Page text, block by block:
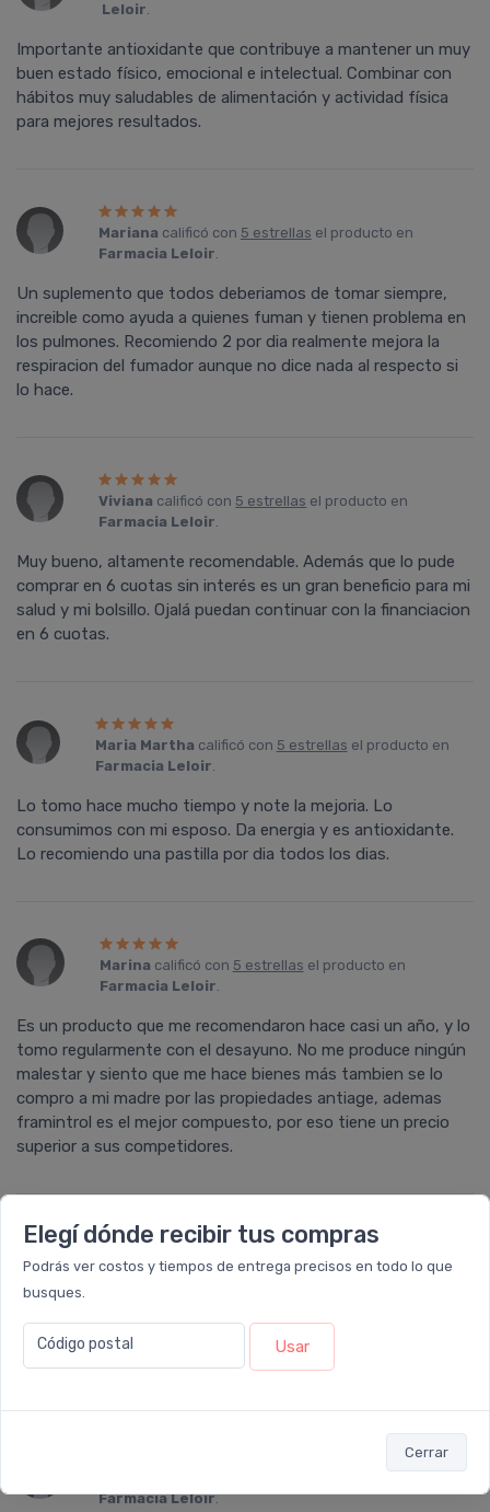
Elegí dónde recibir tus compras
Podrás ver costos y tiempos de entrega precisos en todo lo que
busques.
Código postal Usar
Cerrar
Leloir.
Importante antioxidante que contribuye a mantener un muy
buen estado físico, emocional e intelectual. Combinar con
hábitos muy saludables de alimentación y actividad física
para mejores resultados.
Mariana calificó con 5 estrellas el producto en
Farmacia Leloir.
Un suplemento que todos deberiamos de tomar siempre,
increible como ayuda a quienes fuman y tienen problema en
los pulmones. Recomiendo 2 por dia realmente mejora la
respiracion del fumador aunque no dice nada al respecto si
lo hace.
Viviana calificó con 5 estrellas el producto en
Farmacia Leloir.
Muy bueno, altamente recomendable. Además que lo pude
comprar en 6 cuotas sin interés es un gran beneficio para mi
salud y mi bolsillo. Ojalá puedan continuar con la financiacion
en 6 cuotas.
Maria Martha calificó con 5 estrellas el producto en
Farmacia Leloir.
Lo tomo hace mucho tiempo y note la mejoria. Lo
consumimos con mi esposo. Da energia y es antioxidante.
Lo recomiendo una pastilla por dia todos los dias.
Marina calificó con 5 estrellas el producto en
Farmacia Leloir.
Es un producto que me recomendaron hace casi un año, y lo
tomo regularmente con el desayuno. No me produce ningún
malestar y siento que me hace bienes más tambien se lo
compro a mi madre por las propiedades antiage, ademas
framintrol es el mejor compuesto, por eso tiene un precio
superior a sus competidores.
Analia calificó con 5 estrellas el producto en
Farmacia
Muy buen producto, buen precio en su relacion costo -
beneficio. Recomendable 100%. Es el complemento ideal de
una vida saludable. Lo seguire tomando.
Farmacia Leloir.